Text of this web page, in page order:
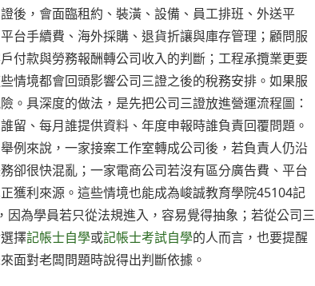
後，會面臨租約、裝潢、設備、員工排班、外送平
台手續費、海外採購、退貨折讓與庫存管理；顧問服
付款與勞務報酬轉公司收入的判斷；工程承攬業更要
情境都會回頭影響公司三證之後的稅務安排。如果服
。具深度的做法，是先把公司三證放進營運流程圖：
留、每月誰提供資料、年度申報時誰負責回覆問題。
例來說，一家接案工作室轉成公司後，若負責人仍沿
卻很快混亂；一家電商公司若沒有區分廣告費、平台
獲利來源。這些情境也能成為峻誠教育學院45104記
因為學員若只從法規進入，容易覺得抽象；若從公司三
擇記帳士自學或記帳士考試自學的人而言，也要提醒
面對老闆問題時說得出判斷依據。